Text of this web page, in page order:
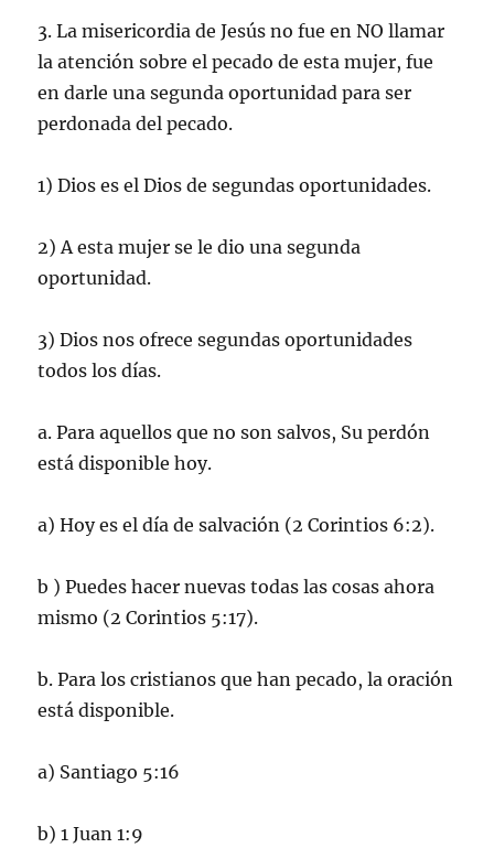
3. La misericordia de Jesús no fue en NO llamar
la atención sobre el pecado de esta mujer, fue
en darle una segunda oportunidad para ser
perdonada del pecado.
1) Dios es el Dios de segundas oportunidades.
2) A esta mujer se le dio una segunda
oportunidad.
3) Dios nos ofrece segundas oportunidades
todos los días.
a. Para aquellos que no son salvos, Su perdón
está disponible hoy.
a) Hoy es el día de salvación (2 Corintios 6:2).
b ) Puedes hacer nuevas todas las cosas ahora
mismo (2 Corintios 5:17).
b. Para los cristianos que han pecado, la oración
está disponible.
a) Santiago 5:16
b) 1 Juan 1:9